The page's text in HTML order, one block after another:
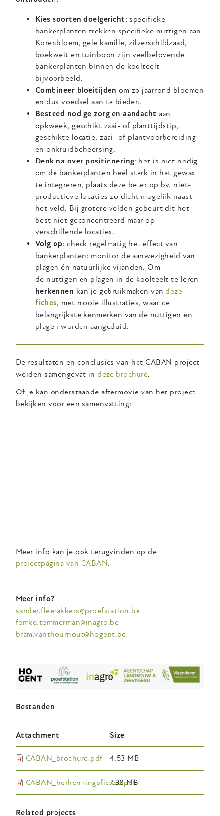
Kies soorten doelgericht: specifieke
bankerplanten trekken specifieke nuttigen aan.
Korenbloem, gele kamille, zilverschildzaad,
boekweit en tuinboon zijn veelbelovende
bankerplanten binnen de koolteelt
bijvoorbeeld.
Combineer bloeitijden om zo jaarrond bloemen
en dus voedsel aan te bieden.
Besteed nodige zorg en aandachtaan
opkweek, geschikt zaai- of planttijdstip,
geschikte locatie, zaai- of plantvoorbereiding
en onkruidbeheersing.
Denk na over positionering: het is niet nodig
om de bankerplanten heel sterk in het gewas
te integreren, plaats deze beter op bv. niet-
productieve locaties zo dicht mogelijk naast
het veld. Bij grotere velden gebeurt dit het
best niet geconcentreerd maar op
verschillende locaties.
Volg op: check regelmatig het effect van
bankerplanten: monitor de aanwezigheid van
plagen én natuurlijke vijanden. Om
de nuttigen en plagen in de koolteelt te leren
herkennen kan je gebruikmaken vandeze
fiches, met mooie illustraties, waar de
belangrijkste kenmerken van de nuttigen en
plagen worden aangeduid.
De resultaten en conclusies van het CABAN project
werden samengevat indeze brochure.
Of je kan onderstaande aftermovie van het project
bekijken voor een samenvatting:
Meer info kan je ook terugvinden op de
projectpagina van CABAN.
Meer info?
sander.fleerakkers@proefstation.be
femke.temmerman@inagro.be
bram.vanthournout@hogent.be
Bestanden
Attachment Size
CABAN_brochure.pdf 4.53 MB
CABAN_herkenningsfiches.pdf
7.38 MB
Related projects